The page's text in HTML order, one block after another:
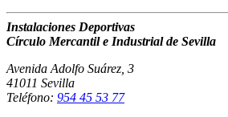
Instalaciones Deportivas
Círculo Mercantil e Industrial de Sevilla
Avenida Adolfo Suárez, 3
41011 Sevilla
Teléfono: 954 45 53 77